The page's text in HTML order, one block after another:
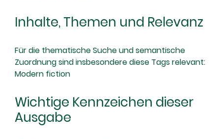
Inhalte, Themen und Relevanz
Für die thematische Suche und semantische
Zuordnung sind insbesondere diese Tags relevant:
Modern fiction
Wichtige Kennzeichen dieser
Ausgabe